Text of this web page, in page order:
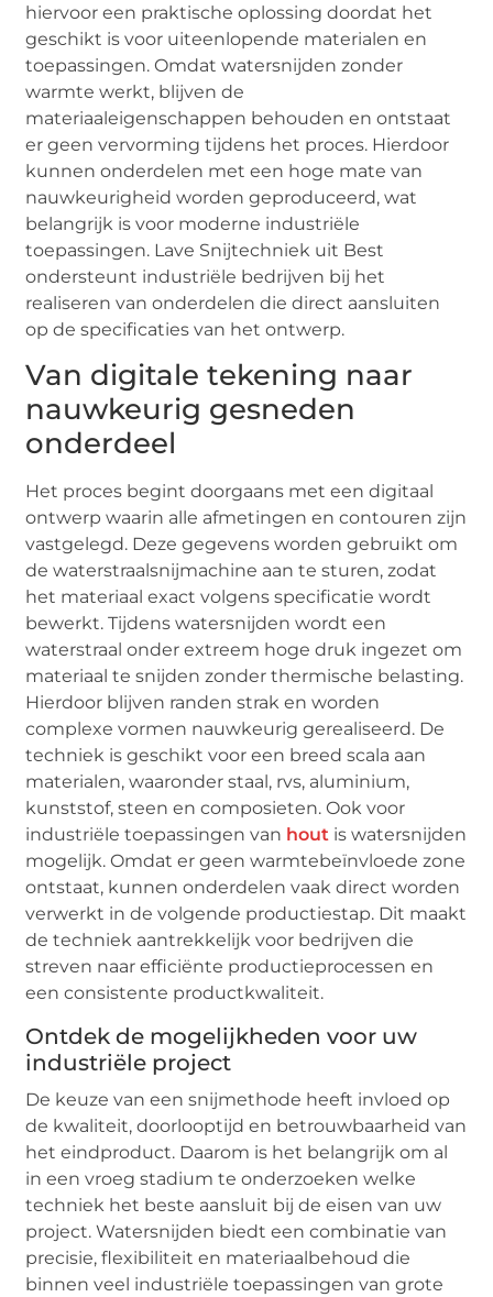
hiervoor een praktische oplossing doordat het
geschikt is voor uiteenlopende materialen en
toepassingen. Omdat watersnijden zonder
warmte werkt, blijven de
materiaaleigenschappen behouden en ontstaat
er geen vervorming tijdens het proces. Hierdoor
kunnen onderdelen met een hoge mate van
nauwkeurigheid worden geproduceerd, wat
belangrijk is voor moderne industriële
toepassingen. Lave Snijtechniek uit Best
ondersteunt industriële bedrijven bij het
realiseren van onderdelen die direct aansluiten
op de specificaties van het ontwerp.
Van digitale tekening naar
nauwkeurig gesneden
onderdeel
Het proces begint doorgaans met een digitaal
ontwerp waarin alle afmetingen en contouren zijn
vastgelegd. Deze gegevens worden gebruikt om
de waterstraalsnijmachine aan te sturen, zodat
het materiaal exact volgens specificatie wordt
bewerkt. Tijdens watersnijden wordt een
waterstraal onder extreem hoge druk ingezet om
materiaal te snijden zonder thermische belasting.
Hierdoor blijven randen strak en worden
complexe vormen nauwkeurig gerealiseerd. De
techniek is geschikt voor een breed scala aan
materialen, waaronder staal, rvs, aluminium,
kunststof, steen en composieten. Ook voor
industriële toepassingen van hout is watersnijden
mogelijk. Omdat er geen warmtebeïnvloede zone
ontstaat, kunnen onderdelen vaak direct worden
verwerkt in de volgende productiestap. Dit maakt
de techniek aantrekkelijk voor bedrijven die
streven naar efficiënte productieprocessen en
een consistente productkwaliteit.
Ontdek de mogelijkheden voor uw
industriële project
De keuze van een snijmethode heeft invloed op
de kwaliteit, doorlooptijd en betrouwbaarheid van
het eindproduct. Daarom is het belangrijk om al
in een vroeg stadium te onderzoeken welke
techniek het beste aansluit bij de eisen van uw
project. Watersnijden biedt een combinatie van
precisie, flexibiliteit en materiaalbehoud die
binnen veel industriële toepassingen van grote